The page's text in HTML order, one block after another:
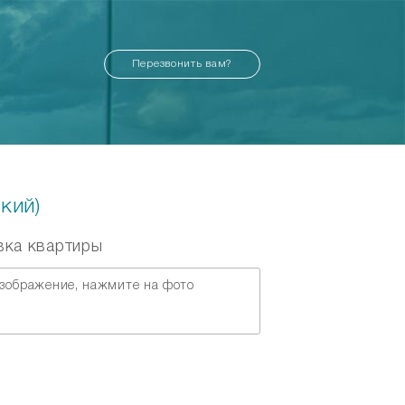
Перезвонить вам?
квартиры
нажмите на фото